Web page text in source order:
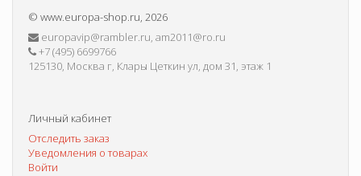
© www.europa-shop.ru, 2026
europavip@rambler.ru, am2011@ro.ru
+7 (495) 6699766
125130, Москва г, Клары Цеткин ул, дом 31, этаж 1
Личный кабинет
Отследить заказ
Уведомления о товарах
Войти